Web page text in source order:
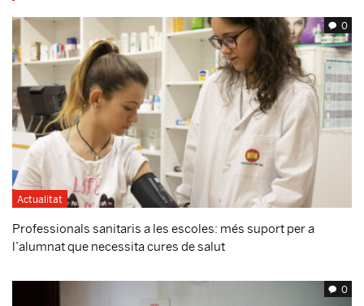
0
Actualitat
Professionals sanitaris a les escoles: més suport per a
l’alumnat que necessita cures de salut
0